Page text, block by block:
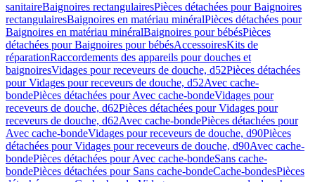
sanitaireBaignoires rectangulairesPièces détachées pour Baignoires
rectangulairesBaignoires en matériau minéralPièces détachées pour
Baignoires en matériau minéralBaignoires pour bébésPièces
détachées pour Baignoires pour bébésAccessoiresKits de
réparationRaccordements des appareils pour douches et
baignoiresVidages pour receveurs de douche, d52Pièces détachées
pour Vidages pour receveurs de douche, d52Avec cache-
bondePièces détachées pour Avec cache-bondeVidages pour
receveurs de douche, d62Pièces détachées pour Vidages pour
receveurs de douche, d62Avec cache-bondePièces détachées pour
Avec cache-bondeVidages pour receveurs de douche, d90Pièces
détachées pour Vidages pour receveurs de douche, d90Avec cache-
bondePièces détachées pour Avec cache-bondeSans cache-
bondePièces détachées pour Sans cache-bondeCache-bondesPièces